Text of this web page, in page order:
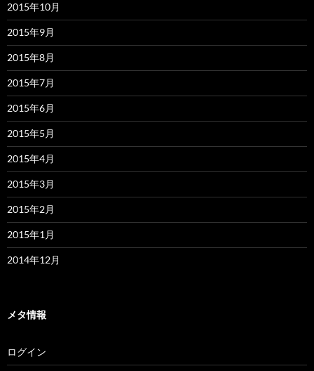
2015年10月
2015年9月
2015年8月
2015年7月
2015年6月
2015年5月
2015年4月
2015年3月
2015年2月
2015年1月
2014年12月
メタ情報
ログイン